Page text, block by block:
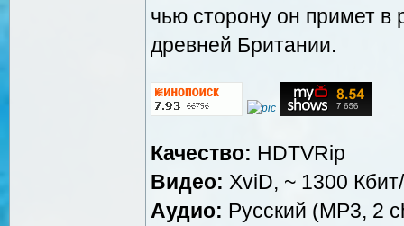
чью сторону он примет
древней Британии.
Качество: HDTVRip
Видео: XviD, ~ 1300
Аудио: Русский (MP3, 2